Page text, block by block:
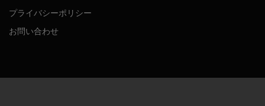
プライバシーポリシー
お問い合わせ